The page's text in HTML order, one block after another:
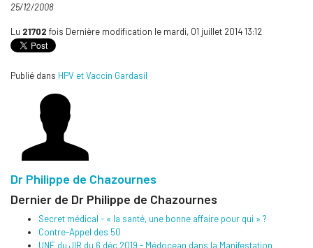
25/12/2008
Lu 21702 fois Dernière modification le mardi, 01 juillet 2014 13:12
Publié dans HPV et Vaccin Gardasil
Dr Philippe de Chazournes
Dernier de Dr Philippe de Chazournes
Secret médical - « la santé, une bonne affaire pour qui » ?
Contre-Appel des 50
UNE du JIR du 6 déc 2019 - Médocean dans la Manifestation